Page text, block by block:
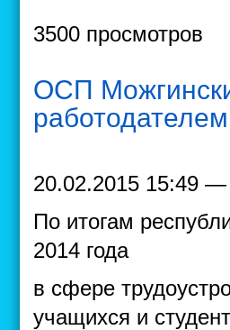
3500 просмотров
ОСП
20.02.2015 15:49
По итогам
2014 года
в сфере
учащихся и